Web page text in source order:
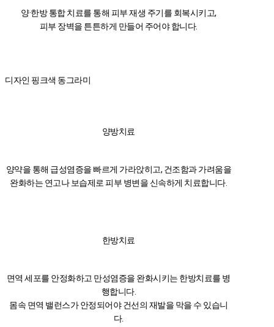
양·한방 통합 치료를 통해 피부 재생 주기를 회복시키고,
피부 장벽을 튼튼하게 만들어 주어야 합니다.
디자인 핑크색 동그라미
양방치료
양약을 통해 급성염증을 빠르게 가라앉히고, 건조함과 가려움을
완화하는 연고나 보습제로 피부 병변을 신속하게 치료합니다.
한방치료
면역 세포를 안정화하고 만성염증을 완화시키는 한방치료를 병
행합니다.
몸속 면역 밸런스가 안정되어야 건선의 재발을 막을 수 있습니
다.